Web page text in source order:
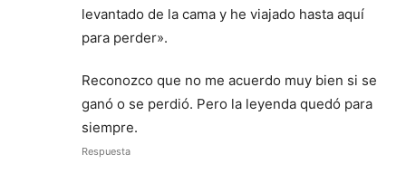
levantado de la cama y he viajado hasta aquí
para perder».
Reconozco que no me acuerdo muy bien si se
ganó o se perdió. Pero la leyenda quedó para
siempre.
Respuesta